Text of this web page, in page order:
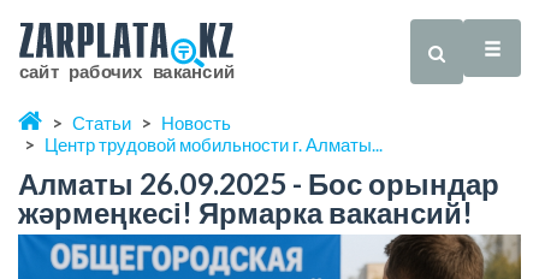
Статьи
Новость
Центр трудовой мобильности г. Алматы...
Алматы 26.09.2025 - Бос орындар
жәрмеңкесі! Ярмарка вакансий!